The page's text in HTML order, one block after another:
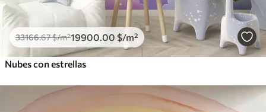
33166.67$/m²19900.00 $/m²
Nubes con estrellas